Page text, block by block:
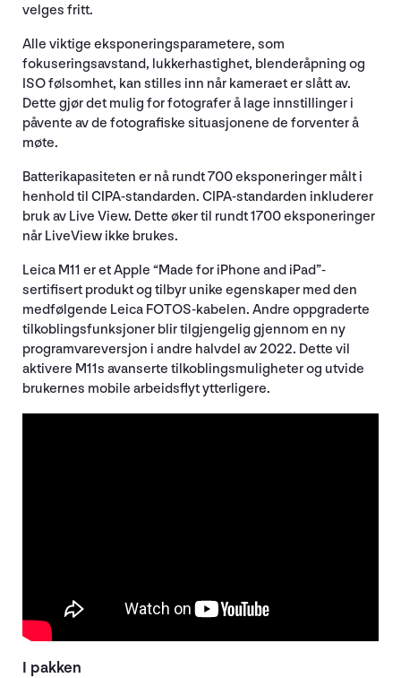
velges fritt.
Alle viktige eksponeringsparametere, som
fokuseringsavstand, lukkerhastighet, blenderåpning og
ISO følsomhet, kan stilles inn når kameraet er slått av.
Dette gjør det mulig for fotografer å lage innstillinger i
påvente av de fotografiske situasjonene de forventer å
møte.
Batterikapasiteten er nå rundt 700 eksponeringer målt i
henhold til CIPA-standarden. CIPA-standarden inkluderer
bruk av Live View. Dette øker til rundt 1700 eksponeringer
når LiveView ikke brukes.
Leica M11 er et Apple “Made for iPhone and iPad”-
sertifisert produkt og tilbyr unike egenskaper med den
medfølgende Leica FOTOS-kabelen. Andre oppgraderte
tilkoblingsfunksjoner blir tilgjengelig gjennom en ny
programvareversjon i andre halvdel av 2022. Dette vil
aktivere M11s avanserte tilkoblingsmuligheter og utvide
brukernes mobile arbeidsflyt ytterligere.
I pakken